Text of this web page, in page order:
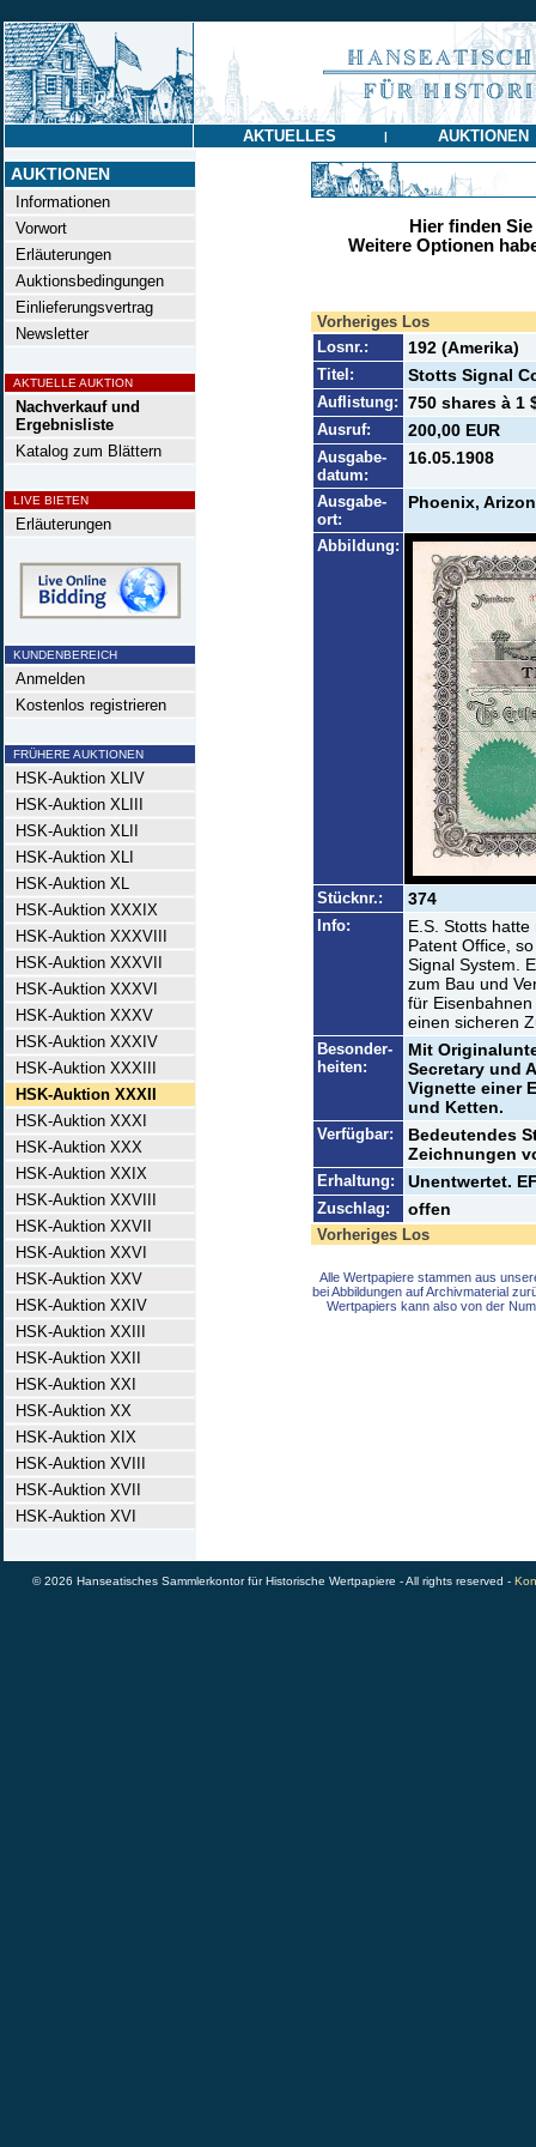
AKTUELLES | AUKTIONEN
AUKTIONEN
Informationen
Vorwort
Erläuterungen
Auktionsbedingungen
Einlieferungsvertrag
Newsletter
AKTUELLE AUKTION
Nachverkauf und
Ergebnisliste
Katalog zum Blättern
LIVE BIETEN
Erläuterungen
KUNDENBEREICH
Anmelden
Kostenlos registrieren
FRÜHERE AUKTIONEN
HSK-Auktion XLIV
HSK-Auktion XLIII
HSK-Auktion XLII
HSK-Auktion XLI
HSK-Auktion XL
HSK-Auktion XXXIX
HSK-Auktion XXXVIII
HSK-Auktion XXXVII
HSK-Auktion XXXVI
HSK-Auktion XXXV
HSK-Auktion XXXIV
HSK-Auktion XXXIII
HSK-Auktion XXXII
HSK-Auktion XXXI
HSK-Auktion XXX
HSK-Auktion XXIX
HSK-Auktion XXVIII
HSK-Auktion XXVII
HSK-Auktion XXVI
HSK-Auktion XXV
HSK-Auktion XXIV
HSK-Auktion XXIII
HSK-Auktion XXII
HSK-Auktion XXI
HSK-Auktion XX
HSK-Auktion XIX
HSK-Auktion XVIII
HSK-Auktion XVII
HSK-Auktion XVI
Hier finden
Weitere Optionen
Vorheriges Los
Losnr.:
192 (Amerika)
Titel: Stotts Signal
Auflistung: 750 shares à 1
Ausruf: 200,00 EUR
Ausgabe-
datum:
16.05.1908
Ausgabe-
ort:
Phoenix,
Abbildung:
Stücknr.: 374
Info:
E.S. Stotts
Patent Office,
Signal System.
zum Bau und
für
einen sicheren
Besonder-
heiten:
Mit
Secretary und
Vignette einer
und Ketten.
Verfügbar:
Bedeutendes
Zeichnungen
Erhaltung: Unentwertet.
Zuschlag: offen
Vorheriges Los
Alle Wertpapiere stammen aus
bei Abbildungen auf Archivmaterial
Wertpapiers kann also von der
© 2026 Hanseatisches Sammlerkontor für Historische Wertpapiere - All rights reserved -